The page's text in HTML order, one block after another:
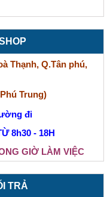
Thạnh, Q.Tân phú,
Trung)
đi
8h30 - 18H
GIỜ LÀM VIỆC
TRẢ